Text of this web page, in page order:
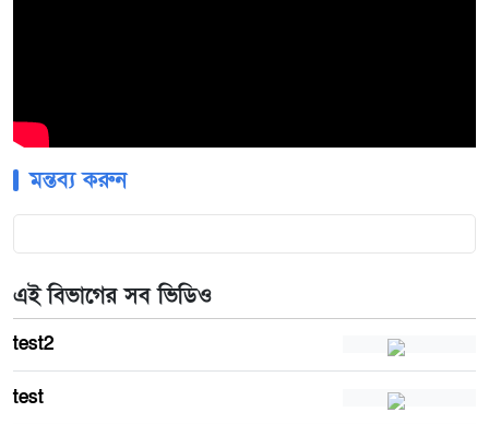
মন্তব্য করুন
এই বিভাগের সব ভিডিও
test2
test